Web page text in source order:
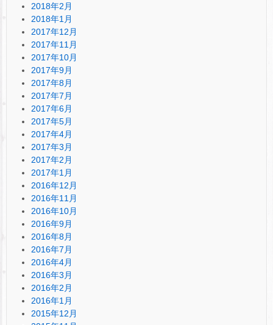
2018年2月
2018年1月
2017年12月
2017年11月
2017年10月
2017年9月
2017年8月
2017年7月
2017年6月
2017年5月
2017年4月
2017年3月
2017年2月
2017年1月
2016年12月
2016年11月
2016年10月
2016年9月
2016年8月
2016年7月
2016年4月
2016年3月
2016年2月
2016年1月
2015年12月